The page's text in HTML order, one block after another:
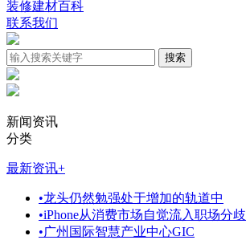
装修建材百科
联系我们
新闻资讯
分类
最新资讯+
•龙头仍然勉强处于增加的轨道中
•iPhone从消费市场自觉流入职场分歧
•广州国际智慧产业中心GIC